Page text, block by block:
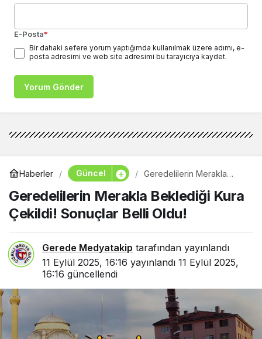
E-Posta*
Bir dahaki sefere yorum yaptığımda kullanılmak üzere adımı, e-
posta adresimi ve web site adresimi bu tarayıcıya kaydet.
Yorum Gönder
Haberler Güncel
Geredelilerin Merakla
Sonuçlar Belli Oldu!
Geredelilerin Merakla Beklediği Kura
Çekildi! Sonuçlar Belli Oldu!
Gerede Medyatakip tarafından yayınlandı
11 Eylül 2025, 16:16 yayınlandı 11 Eylül 2025,
16:16 güncellendi